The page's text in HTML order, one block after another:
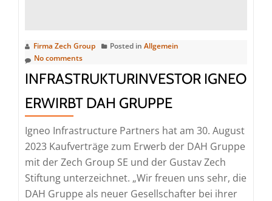
von
Macherei
Berlin-
Kreuzberg
gefeiert
Firma Zech Group Posted in Allgemein
No comments
INFRASTRUKTURINVESTOR IGNEO
ERWIRBT DAH GRUPPE
Igneo Infrastructure Partners hat am 30. August
2023 Kaufverträge zum Erwerb der DAH Gruppe
mit der Zech Group SE und der Gustav Zech
Stiftung unterzeichnet. „Wir freuen uns sehr, die
DAH Gruppe als neuer Gesellschafter bei ihrer